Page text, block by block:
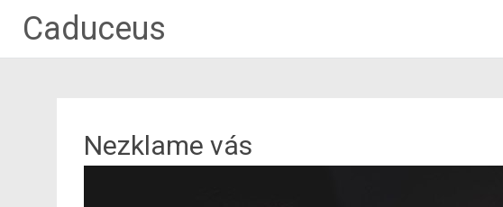
Caduceus
Nezklame vás